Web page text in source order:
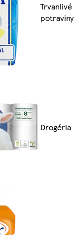
Trvanlivé
potraviny
Drogéria